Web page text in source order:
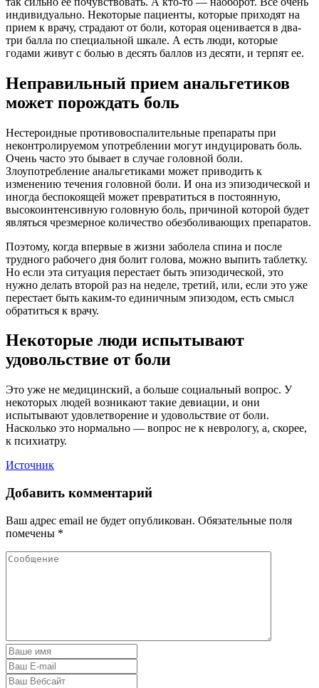
индивидуально. Некоторые пациенты, которые приходят на
прием к врачу, страдают от боли, которая оценивается в два-
три балла по специальной шкале. А есть люди, которые
годами живут с болью в десять баллов из десяти, и терпят ее.
Неправильный прием анальгетиков
может порождать боль
Нестероидные противовоспалительные препараты при
неконтролируемом употреблении могут индуцировать боль.
Очень часто это бывает в случае головной боли.
Злоупотребление анальгетиками может приводить к
изменению течения головной боли. И она из эпизодической и
иногда беспокоящей может превратиться в постоянную,
высокоинтенсивную головную боль, причиной которой будет
являться чрезмерное количество обезболивающих препаратов.
Поэтому, когда впервые в жизни заболела спина и после
трудного рабочего дня болит голова, можно выпить таблетку.
Но если эта ситуация перестает быть эпизодической, это
нужно делать второй раз на неделе, третий, или, если это уже
перестает быть каким-то единичным эпизодом, есть смысл
обратиться к врачу.
Некоторые люди испытывают
удовольствие от боли
Это уже не медицинский, а больше социальный вопрос. У
некоторых людей возникают такие девиации, и они
испытывают удовлетворение и удовольствие от боли.
Насколько это нормально — вопрос не к неврологу, а, скорее,
к психиатру.
Источник
Добавить комментарий
Ваш адрес email не будет опубликован. Обязательные поля
помечены *